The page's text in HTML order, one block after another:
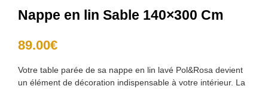
Nappe en lin Sable 140×300 Cm
89.00€
Votre table parée de sa nappe en lin lavé Pol&Rosa devient
un élément de décoration indispensable à votre intérieur. La